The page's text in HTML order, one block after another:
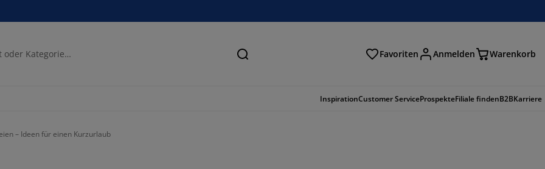
Suchen Favoriten Anmelden Warenkorb
InspirationCustomer ServiceProspekteFiliale findenB2BKarriere
– Ideen für einen Kurzurlaub